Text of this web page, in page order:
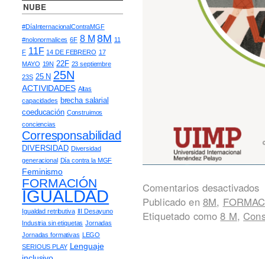
Comentarios desactivados
Publicado en 8M,
Etiquetado como 8 M,
NUBE
#DíaInternacionalContraMGF
#nolonormalices 6F 8 M 8M 11
F 11F 14 DE FEBRERO 17
MAYO 19N 22F 23 septiembre
23S 25 N 25N
ACTIVIDADES Altas
capacidades brecha salarial
coeducación Construimos
conciencias
Corresponsabilidad
DIVERSIDAD Diversidad
generacional Día contra la MGF
Feminismo
FORMACIÓN
IGUALDAD
Igualdad retributiva III Desayuno
Industria sin etiquetas Jornadas
Jornadas formativas LEGO
SERIOUS PLAY Lenguaje